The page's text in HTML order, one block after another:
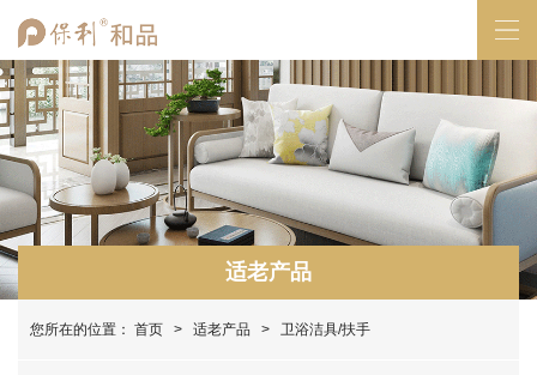
适老产品
您所在的位置： 首页 > 适老产品 > 卫浴洁具/扶手